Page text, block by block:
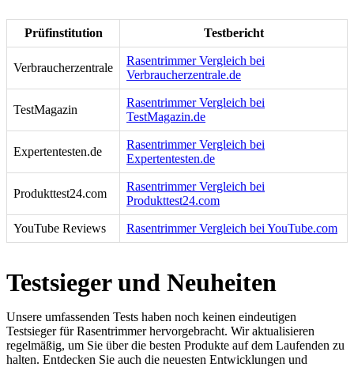
Prüfinstitution Testbericht
Verbraucherzentrale
Rasentrimmer Vergleich bei
Verbraucherzentrale.de
TestMagazin
Rasentrimmer Vergleich bei
TestMagazin.de
Expertentesten.de
Rasentrimmer Vergleich bei
Expertentesten.de
Produkttest24.com
Rasentrimmer Vergleich bei
Produkttest24.com
YouTube Reviews Rasentrimmer Vergleich bei YouTube.com
Testsieger und Neuheiten
Unsere umfassenden Tests haben noch keinen eindeutigen
Testsieger für Rasentrimmer hervorgebracht. Wir aktualisieren
regelmäßig, um Sie über die besten Produkte auf dem Laufenden zu
halten. Entdecken Sie auch die neuesten Entwicklungen und